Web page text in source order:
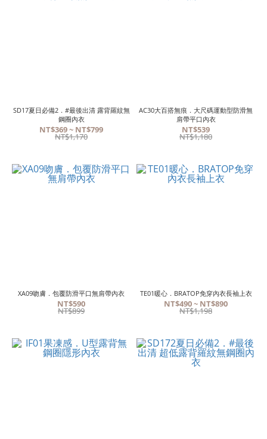
SD17夏日必備2．#最後出清 露背羅紋無
鋼圈內衣
NT$369 ~ NT$799
NT$1,170
AC30大百搭無痕．大尺碼運動型防滑無
肩帶平口內衣
NT$539
NT$1,180
XA09吻膚．包覆防滑平口無肩帶內衣
NT$590
NT$899
TE01暖心．BRATOP免穿內衣長袖上衣
NT$490 ~ NT$890
NT$1,198